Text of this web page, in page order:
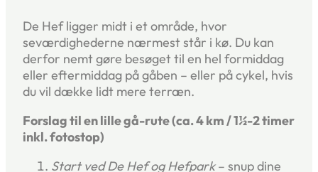
De Hef ligger midt i et område, hvor
seværdighederne nærmest står i kø. Du kan
derfor nemt gøre besøget til en hel formiddag
eller eftermiddag på gåben – eller på cykel, hvis
du vil dække lidt mere terræn.
Forslag til en lille gå-rute (ca. 4 km / 1½-2 timer
inkl. fotostop)
Start ved De Hef og Hefpark– snup dine